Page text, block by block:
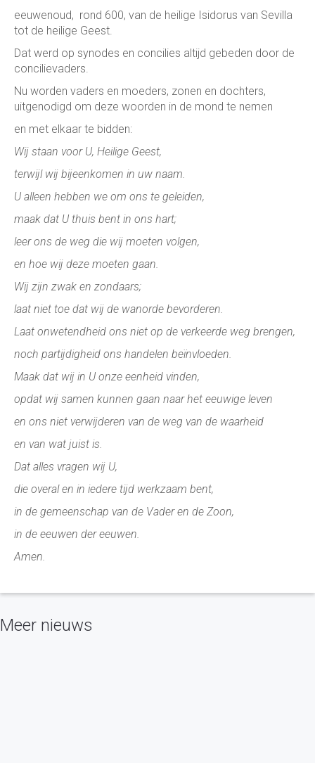
eeuwenoud, rond 600, van de heilige Isidorus van Sevilla
tot de heilige Geest.
Dat werd op synodes en concilies altijd gebeden door de
concilievaders.
Nu worden vaders en moeders, zonen en dochters,
uitgenodigd om deze woorden in de mond te nemen
en met elkaar te bidden:
Wij staan voor U, Heilige Geest,
terwijl wij bijeenkomen in uw naam.
U alleen hebben we om ons te geleiden,
maak dat U thuis bent in ons hart;
leer ons de weg die wij moeten volgen,
en hoe wij deze moeten gaan.
Wij zijn zwak en zondaars;
laat niet toe dat wij de wanorde bevorderen.
Laat onwetendheid ons niet op de verkeerde weg brengen,
noch partijdigheid ons handelen beïnvloeden.
Maak dat wij in U onze eenheid vinden,
opdat wij samen kunnen gaan naar het eeuwige leven
en ons niet verwijderen van de weg van de waarheid
en van wat juist is.
Dat alles vragen wij U,
die overal en in iedere tijd werkzaam bent,
in de gemeenschap van de Vader en de Zoon,
in de eeuwen der eeuwen.
Amen.
Meer nieuws